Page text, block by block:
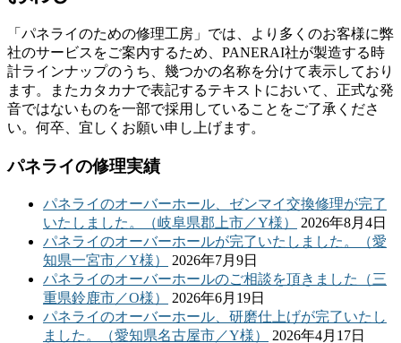
「パネライのための修理工房」では、より多くのお客様に弊
社のサービスをご案内するため、PANERAI社が製造する時
計ラインナップのうち、幾つかの名称を分けて表示しており
ます。またカタカナで表記するテキストにおいて、正式な発
音ではないものを一部で採用していることをご了承くださ
い。何卒、宜しくお願い申し上げます。
パネライの修理実績
パネライのオーバーホール、ゼンマイ交換修理が完了
いたしました。（岐阜県郡上市／Y様）
2026年8月4日
パネライのオーバーホールが完了いたしました。（愛
知県一宮市／Y様）
2026年7月9日
パネライのオーバーホールのご相談を頂きました（三
重県鈴鹿市／O様）
2026年6月19日
パネライのオーバーホール、研磨仕上げが完了いたし
ました。（愛知県名古屋市／Y様）
2026年4月17日